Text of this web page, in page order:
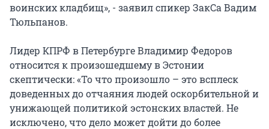
воинских кладбищ», - заявил спикер ЗакСа Вадим
Тюльпанов.
Лидер КПРФ в Петербурге Владимир Федоров
относится к произошедшему в Эстонии
скептически: «То что произошло – это всплеск
доведенных до отчаяния людей оскорбительной и
унижающей политикой эстонских властей. Не
исключено, что дело может дойти до более